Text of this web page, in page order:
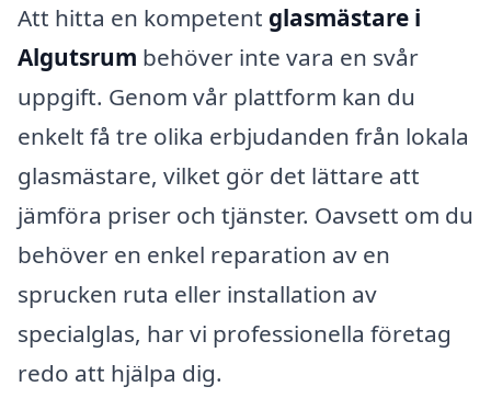
Att hitta en kompetent glasmästare i
Algutsrum behöver inte vara en svår
uppgift. Genom vår plattform kan du
enkelt få tre olika erbjudanden från lokala
glasmästare, vilket gör det lättare att
jämföra priser och tjänster. Oavsett om du
behöver en enkel reparation av en
sprucken ruta eller installation av
specialglas, har vi professionella företag
redo att hjälpa dig.